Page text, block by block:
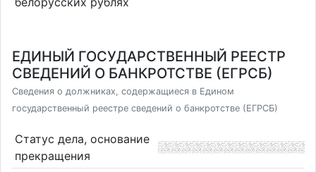
ЕДИНЫЙ ГОСУДАРСТВЕННЫЙ РЕЕСТР
СВЕДЕНИЙ О БАНКРОТСТВЕ (ЕГРСБ)
Сведения о должниках, содержащиеся в Едином
государственный реестре сведений о банкротстве (ЕГРСБ)
Статус дела, основание
прекращения